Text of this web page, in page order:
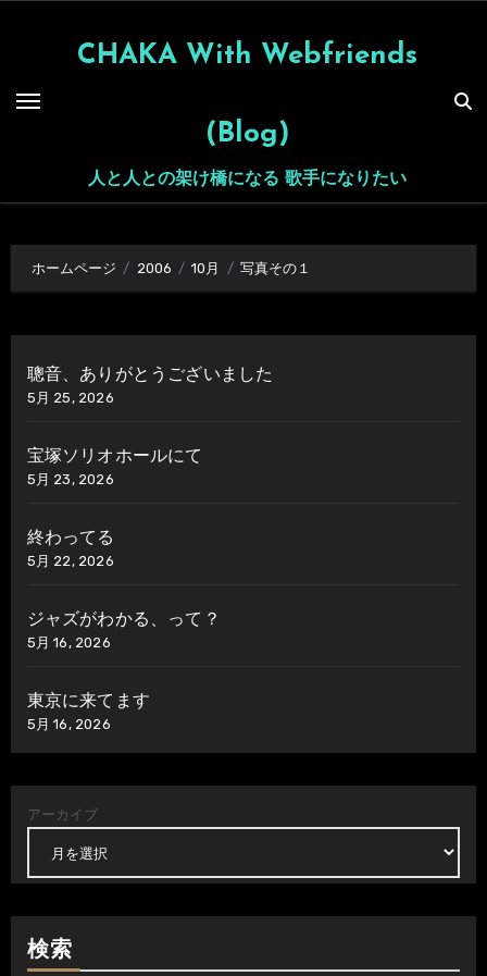
CHAKA With Webfriends
(Blog)
人と人との架け橋になる 歌手になりたい
ホームページ 2006 10月 写真その１
聰音、ありがとうございました
5月 25, 2026
宝塚ソリオホールにて
5月 23, 2026
終わってる
5月 22, 2026
ジャズがわかる、って？
5月 16, 2026
東京に来てます
5月 16, 2026
アーカイブ
検索